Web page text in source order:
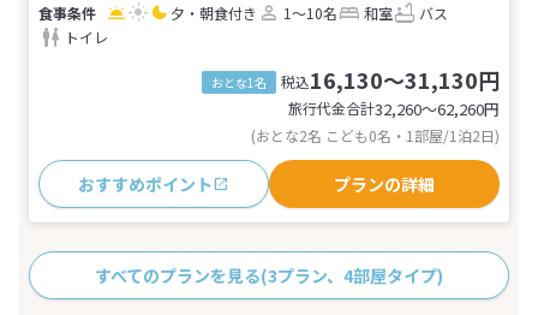
夕・朝食付き 1～10名 和室
バス
トイレ
おとな1名 税込16,130～31,130円
旅行代金合計32,260〜62,260円
(おとな2名 こども0名・1部屋/1泊2日)
おすすめポイント プランの詳細
すべてのプランを見る(3プラン、4部屋タイプ)